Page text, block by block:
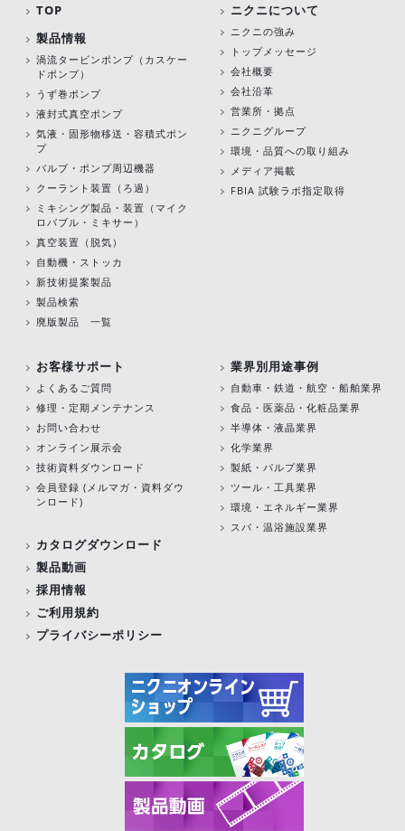
TOP
製品情報
渦流タービンポンプ （カスケー
ドポンプ）
うず巻ポンプ
液封式真空ポンプ
気液・固形物移送・容積式ポン
プ
バルブ・ポンプ周辺機器
クーラント装置（ろ過）
ミキシング製品・装置（マイク
ロバブル・ミキサー）
真空装置（脱気）
自動機・ストッカ
新技術提案製品
製品検索
廃版製品 一覧
ニクニについて
ニクニの強み
トップメッセージ
会社概要
会社沿革
営業所・拠点
ニクニグループ
環境・品質への取り組み
メディア掲載
FBIA 試験ラボ指定取得
お客様サポート
よくあるご質問
修理・定期メンテナンス
お問い合わせ
オンライン展示会
技術資料ダウンロード
会員登録 (メルマガ・資料ダウ
ンロード)
カタログダウンロード
製品動画
採用情報
ご利用規約
プライバシーポリシー
業界別用途事例
自動車・鉄道・航空・船舶業界
食品・医薬品・化粧品業界
半導体・液晶業界
化学業界
製紙・パルプ業界
ツール・工具業界
環境・エネルギー業界
スパ・温浴施設業界